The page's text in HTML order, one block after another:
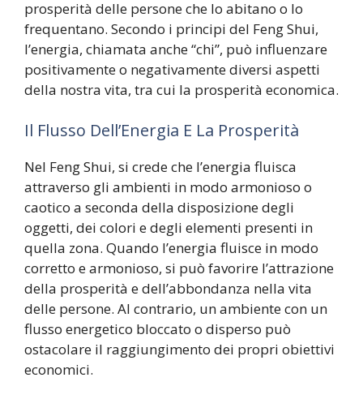
prosperità delle persone che lo abitano o lo
frequentano. Secondo i principi del Feng Shui,
l’energia, chiamata anche “chi”, può influenzare
positivamente o negativamente diversi aspetti
della nostra vita, tra cui la prosperità economica.
Il Flusso Dell’Energia E La Prosperità
Nel Feng Shui, si crede che l’energia fluisca
attraverso gli ambienti in modo armonioso o
caotico a seconda della disposizione degli
oggetti, dei colori e degli elementi presenti in
quella zona. Quando l’energia fluisce in modo
corretto e armonioso, si può favorire l’attrazione
della prosperità e dell’abbondanza nella vita
delle persone. Al contrario, un ambiente con un
flusso energetico bloccato o disperso può
ostacolare il raggiungimento dei propri obiettivi
economici.